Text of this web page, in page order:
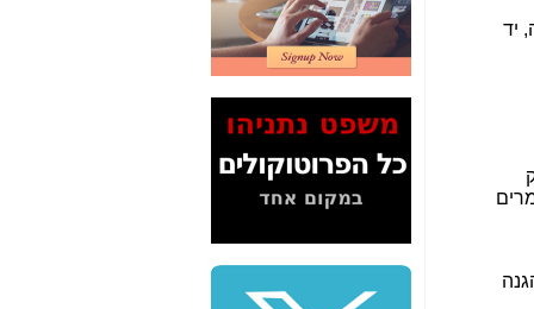
2" על תעלולי השר
משה כחלון -כאן
הסלולר" ואיך מסרסים
את הנתונים לציבור -
כאן
סיכום ביקור בסיליקון